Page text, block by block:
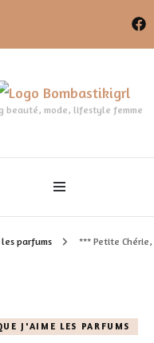
beauté, mode, lifestyle femme
parfums *** Petite
J'AIME LES PARFUMS